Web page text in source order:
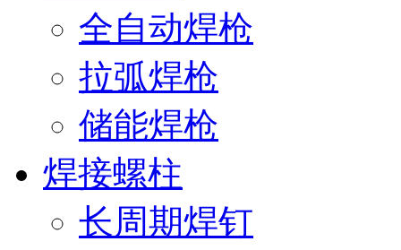
全自动焊枪
拉弧焊枪
储能焊枪
焊接螺柱
长周期焊钉